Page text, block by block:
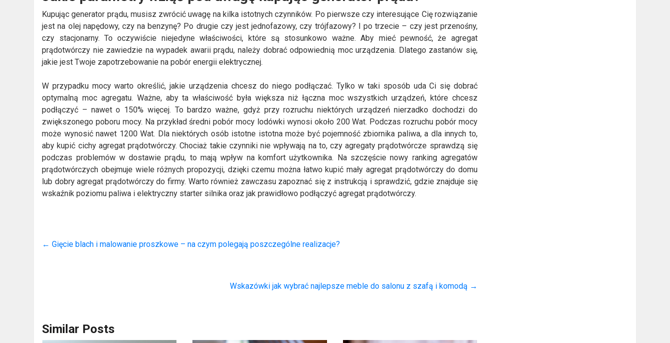
Kupując generator prądu, musisz zwrócić uwagę na kilka istotnych czynników. Po pierwsze czy interesujące Cię rozwiązanie
jest na olej napędowy, czy na benzynę? Po drugie czy jest jednofazowy, czy trójfazowy? I po trzecie – czy jest przenośny,
czy stacjonarny. To oczywiście niejedyne właściwości, które są stosunkowo ważne. Aby mieć pewność, że agregat
prądotwórczy nie zawiedzie na wypadek awarii prądu, należy dobrać odpowiednią moc urządzenia. Dlatego zastanów się,
jakie jest Twoje zapotrzebowanie na pobór energii elektrycznej.
W przypadku mocy warto określić, jakie urządzenia chcesz do niego podłączać. Tylko w taki sposób uda Ci się dobrać
optymalną moc agregatu. Ważne, aby ta właściwość była większa niż łączna moc wszystkich urządzeń, które chcesz
podłączyć – nawet o 150% więcej. To bardzo ważne, gdyż przy rozruchu niektórych urządzeń nierzadko dochodzi do
zwiększonego poboru mocy. Na przykład średni pobór mocy lodówki wynosi około 200 Wat. Podczas rozruchu pobór mocy
może wynosić nawet 1200 Wat. Dla niektórych osób istotne istotna może być pojemność zbiornika paliwa, a dla innych to,
aby kupić cichy agregat prądotwórczy. Chociaż takie czynniki nie wpływają na to, czy agregaty prądotwórcze sprawdzą się
podczas problemów w dostawie prądu, to mają wpływ na komfort użytkownika. Na szczęście nowy ranking agregatów
prądotwórczych obejmuje wiele różnych propozycji, dzięki czemu można łatwo kupić mały agregat prądotwórczy do domu
lub dobry agregat prądotwórczy do firmy. Warto również zawczasu zapoznać się z instrukcją i sprawdzić, gdzie znajduje się
wskaźnik poziomu paliwa i elektryczny starter silnika oraz jak prawidłowo podłączyć agregat prądotwórczy.
← Gięcie blach i malowanie proszkowe – na czym polegają poszczególne realizacje?
Wskazówki jak wybrać najlepsze meble do salonu z szafą i komodą →
Similar Posts